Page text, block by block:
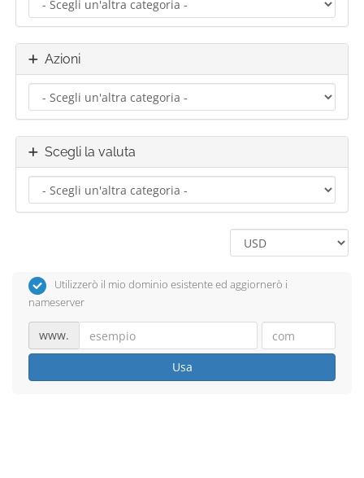
Azioni
Scegli la valuta
Utilizzerò il mio dominio esistente ed aggiornerò i
nameserver
www.
Usa